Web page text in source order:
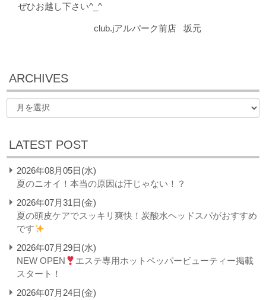
ぜひお越し下さい^_^
club.jアルパーク前店 坂元
ARCHIVES
LATEST POST
2026年08月05日(水)
夏のニオイ！本当の原因は汗じゃない！？
2026年07月31日(金)
夏の頭皮ケアでスッキリ爽快！炭酸水ヘッドスパがおすすめ
です
2026年07月29日(水)
NEW OPEN
エステ専用ホットペッパービューティー掲載
スタート！
2026年07月24日(金)